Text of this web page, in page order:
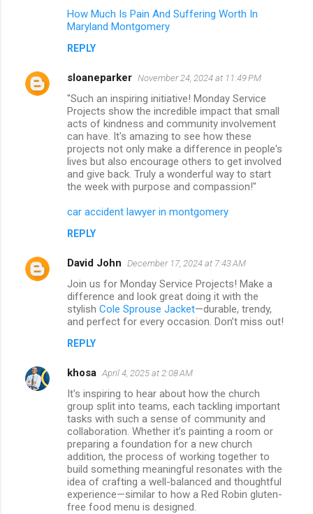
How Much Is Pain And Suffering Worth In
Maryland Montgomery
REPLY
sloaneparker November 24, 2024 at 11:49 PM
"Such an inspiring initiative! Monday Service
Projects show the incredible impact that small
acts of kindness and community involvement
can have. It's amazing to see how these
projects not only make a difference in people's
lives but also encourage others to get involved
and give back. Truly a wonderful way to start
the week with purpose and compassion!"
car accident lawyer in montgomery
REPLY
David John December 17, 2024 at 7:43 AM
Join us for Monday Service Projects! Make a
difference and look great doing it with the
stylish Cole Sprouse Jacket—durable, trendy,
and perfect for every occasion. Don’t miss out!
REPLY
khosa April 4, 2025 at 2:08 AM
It's inspiring to hear about how the church
group split into teams, each tackling important
tasks with such a sense of community and
collaboration. Whether it’s painting a room or
preparing a foundation for a new church
addition, the process of working together to
build something meaningful resonates with the
idea of crafting a well-balanced and thoughtful
experience—similar to how a Red Robin gluten-
free food menu is designed.